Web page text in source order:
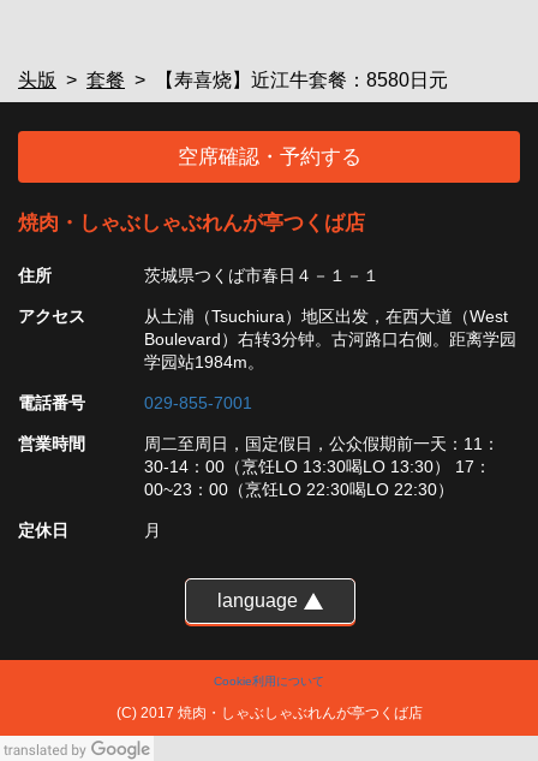
头版 套餐 【寿喜烧】近江牛套餐：8580日元
空席確認・予約する
焼肉・しゃぶしゃぶれんが亭つくば店
住所 茨城県つくば市春日４－１－１
アクセス
从土浦（Tsuchiura）地区出发，在西大道（West
Boulevard）右转3分钟。古河路口右侧。距离学园
学园站1984m。
電話番号 029-855-7001
営業時間
周二至周日，国定假日，公众假期前一天：11：
30-14：00（烹饪LO 13:30喝LO 13:30） 17：
00~23：00（烹饪LO 22:30喝LO 22:30）
定休日 月
language
Cookie利用について
(C) 2017 焼肉・しゃぶしゃぶれんが亭つくば店